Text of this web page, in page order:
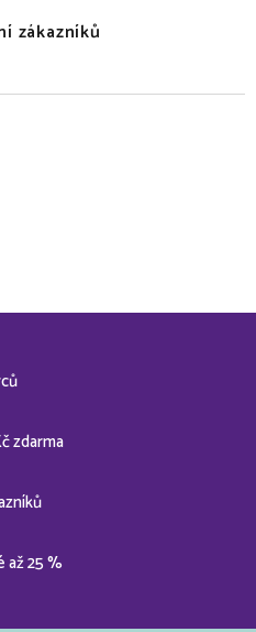
zákazníků
zdarma
25 %